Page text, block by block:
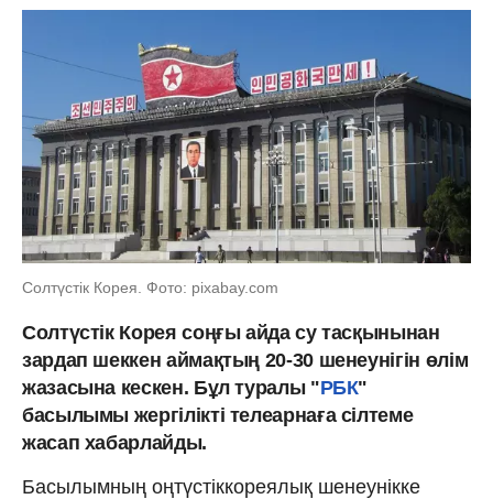
Солтүстік Корея. Фото: pixabay.com
Солтүстік Корея соңғы айда су тасқынынан
зардап шеккен аймақтың 20-30 шенеунігін өлім
жазасына кескен. Бұл туралы "РБК"
басылымы жергілікті телеарнаға сілтеме
жасап хабарлайды.
Басылымның оңтүстіккореялық шенеунікке